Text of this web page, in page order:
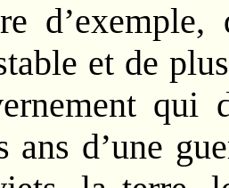
et de
qui
ans d’une